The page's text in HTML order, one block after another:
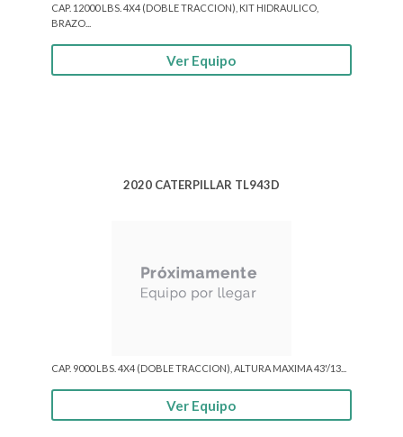
CAP. 12000 LBS. 4X4 (DOBLE TRACCION), KIT HIDRAULICO,
BRAZO...
Ver Equipo
2020 CATERPILLAR TL943D
CAP. 9000 LBS. 4X4 (DOBLE TRACCION), ALTURA MAXIMA 43'/13...
Ver Equipo